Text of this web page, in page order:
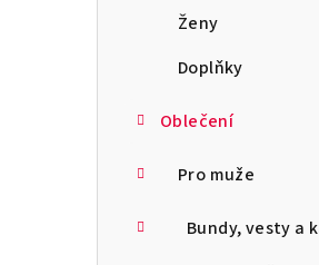
Ženy
Doplňky
Oblečení
Pro muže
Bundy, vesty a